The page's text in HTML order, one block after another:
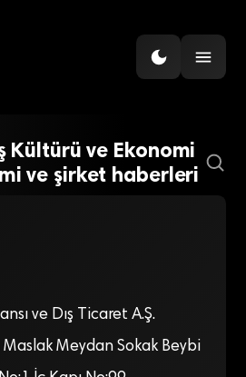
Kültürü ve Ekonomi
ve şirket haberleri
ve Dış Ticaret A.Ş.
Meydan Sokak Beybi